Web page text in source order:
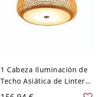
1 Cabeza Iluminación de
Techo Asiática de Linterna
Luz de Techo de Bambú